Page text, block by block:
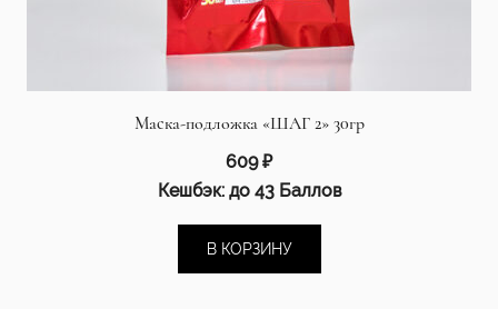
Маска-подложка «ШАГ 2» 30гр
609₽
Кешбэк:до 43 Баллов
В КОРЗИНУ